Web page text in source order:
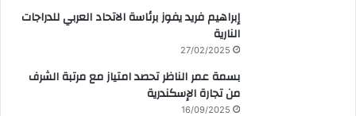
إبراهيم فريد يفوز برئاسة الاتحاد العربي للدراجات
النارية
27/02/2025
بسمة عمر الناظر تحصد امتياز مع مرتبة الشرف
من تجارة الإسكندرية
16/09/2025